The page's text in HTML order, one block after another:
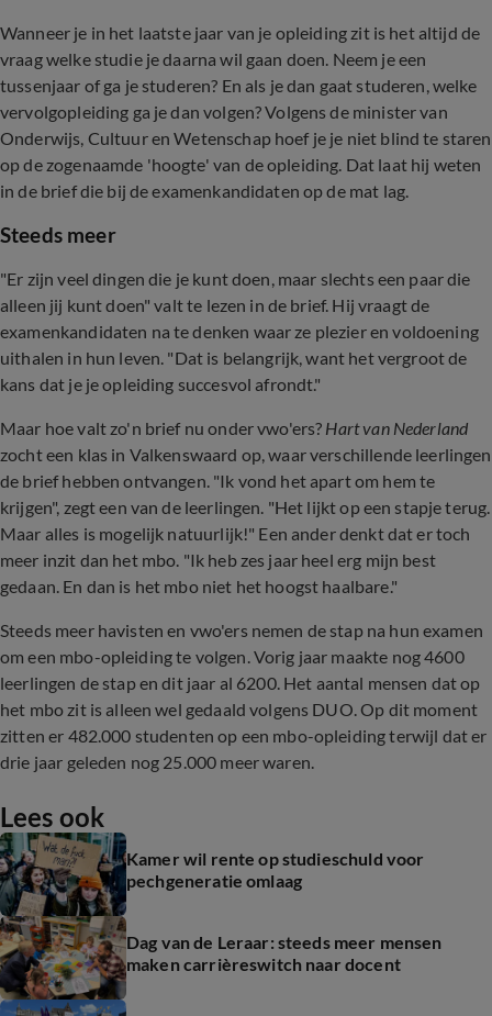
Wanneer je in het laatste jaar van je opleiding zit is het altijd de
vraag welke studie je daarna wil gaan doen. Neem je een
tussenjaar of ga je studeren? En als je dan gaat studeren, welke
vervolgopleiding ga je dan volgen? Volgens de minister van
Onderwijs, Cultuur en Wetenschap hoef je je niet blind te staren
op de zogenaamde 'hoogte' van de opleiding. Dat laat hij weten
in de brief die bij de examenkandidaten op de mat lag.
Steeds meer
"Er zijn veel dingen die je kunt doen, maar slechts een paar die
alleen jij kunt doen" valt te lezen in de brief. Hij vraagt de
examenkandidaten na te denken waar ze plezier en voldoening
uithalen in hun leven. "Dat is belangrijk, want het vergroot de
kans dat je je opleiding succesvol afrondt."
Maar hoe valt zo'n brief nu onder vwo'ers? Hart van Nederland
zocht een klas in Valkenswaard op, waar verschillende leerlingen
de brief hebben ontvangen. "Ik vond het apart om hem te
krijgen", zegt een van de leerlingen. "Het lijkt op een stapje terug.
Maar alles is mogelijk natuurlijk!" Een ander denkt dat er toch
meer inzit dan het mbo. "Ik heb zes jaar heel erg mijn best
gedaan. En dan is het mbo niet het hoogst haalbare."
Steeds meer havisten en vwo'ers nemen de stap na hun examen
om een mbo-opleiding te volgen. Vorig jaar maakte nog 4600
leerlingen de stap en dit jaar al 6200. Het aantal mensen dat op
het mbo zit is alleen wel gedaald volgens DUO. Op dit moment
zitten er 482.000 studenten op een mbo-opleiding terwijl dat er
drie jaar geleden nog 25.000 meer waren.
Lees ook
Kamer wil rente op studieschuld voor
pechgeneratie omlaag
Dag van de Leraar: steeds meer mensen
maken carrièreswitch naar docent